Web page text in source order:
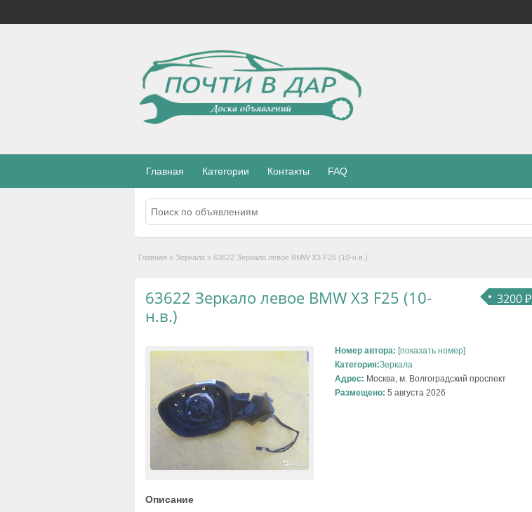
Главная Категории Контакты FAQ
Главная » Зеркала » 63622 Зеркало левое BMW X3 F25 (10-н.в.)
3200 ₽
63622 Зеркало левое BMW X3 F25 (10-
н.в.)
Номер автора: [показать номер]
Категория:Зеркала
Адрес: Москва, м. Волгоградский проспект
Размещено: 5 августа 2026
Описание